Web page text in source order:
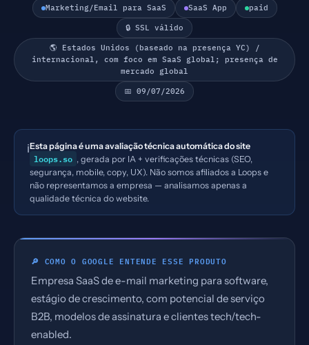
Marketing/Email para SaaS SaaS App paid
🔒 SSL válido
🌎 Estados Unidos (baseado na presença YC) /
internacional, com foco em SaaS global; presença de
mercado global
📅 09/07/2026
ℹ️Esta página é uma avaliação técnica automática do site
loops.so , gerada por IA + verificações técnicas (SEO,
segurança, mobile, copy, UX). Não somos afiliados a Loops e
não representamos a empresa — analisamos apenas a
qualidade técnica do website.
🔎 COMO O GOOGLE ENTENDE ESSE PRODUTO
Empresa SaaS de e-mail marketing para software,
estágio de crescimento, com potencial de serviço
B2B, modelos de assinatura e clientes tech/tech-
enabled.